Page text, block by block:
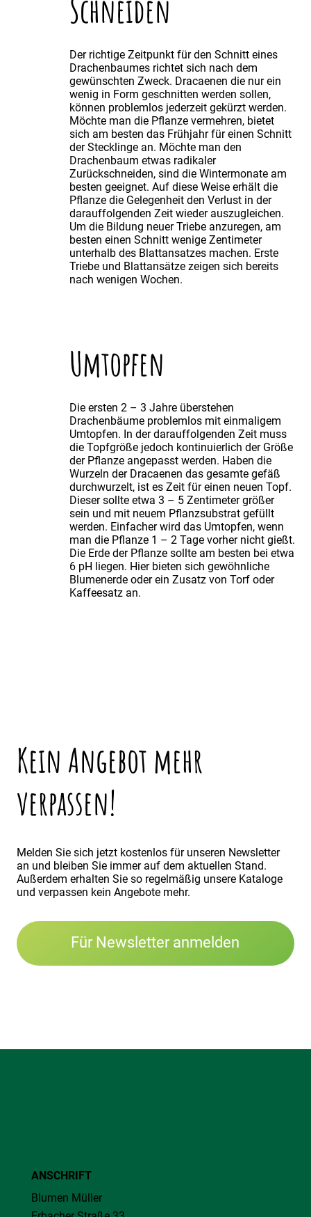
Schneiden
Der richtige Zeitpunkt für den Schnitt eines
Drachenbaumes richtet sich nach dem
gewünschten Zweck. Dracaenen die nur ein
wenig in Form geschnitten werden sollen,
können problemlos jederzeit gekürzt werden.
Möchte man die Pflanze vermehren, bietet
sich am besten das Frühjahr für einen Schnitt
der Stecklinge an. Möchte man den
Drachenbaum etwas radikaler
Zurückschneiden, sind die Wintermonate am
besten geeignet. Auf diese Weise erhält die
Pflanze die Gelegenheit den Verlust in der
darauffolgenden Zeit wieder auszugleichen.
Um die Bildung neuer Triebe anzuregen, am
besten einen Schnitt wenige Zentimeter
unterhalb des Blattansatzes machen. Erste
Triebe und Blattansätze zeigen sich bereits
nach wenigen Wochen.
Umtopfen
Die ersten 2 – 3 Jahre überstehen
Drachenbäume problemlos mit einmaligem
Umtopfen. In der darauffolgenden Zeit muss
die Topfgröße jedoch kontinuierlich der Größe
der Pflanze angepasst werden. Haben die
Wurzeln der Dracaenen das gesamte gefäß
durchwurzelt, ist es Zeit für einen neuen Topf.
Dieser sollte etwa 3 – 5 Zentimeter größer
sein und mit neuem Pflanzsubstrat gefüllt
werden. Einfacher wird das Umtopfen, wenn
man die Pflanze 1 – 2 Tage vorher nicht gießt.
Die Erde der Pflanze sollte am besten bei etwa
6 pH liegen. Hier bieten sich gewöhnliche
Blumenerde oder ein Zusatz von Torf oder
Kaffeesatz an.
Kein Angebot mehr
verpassen!
Melden Sie sich jetzt kostenlos für unseren Newsletter
an und bleiben Sie immer auf dem aktuellen Stand.
Außerdem erhalten Sie so regelmäßig unsere Kataloge
und verpassen kein Angebote mehr.
Für Newsletter anmelden
ANSCHRIFT
Blumen Müller